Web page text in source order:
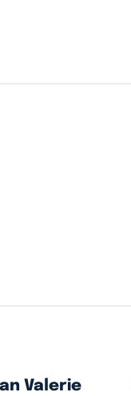
Valerie